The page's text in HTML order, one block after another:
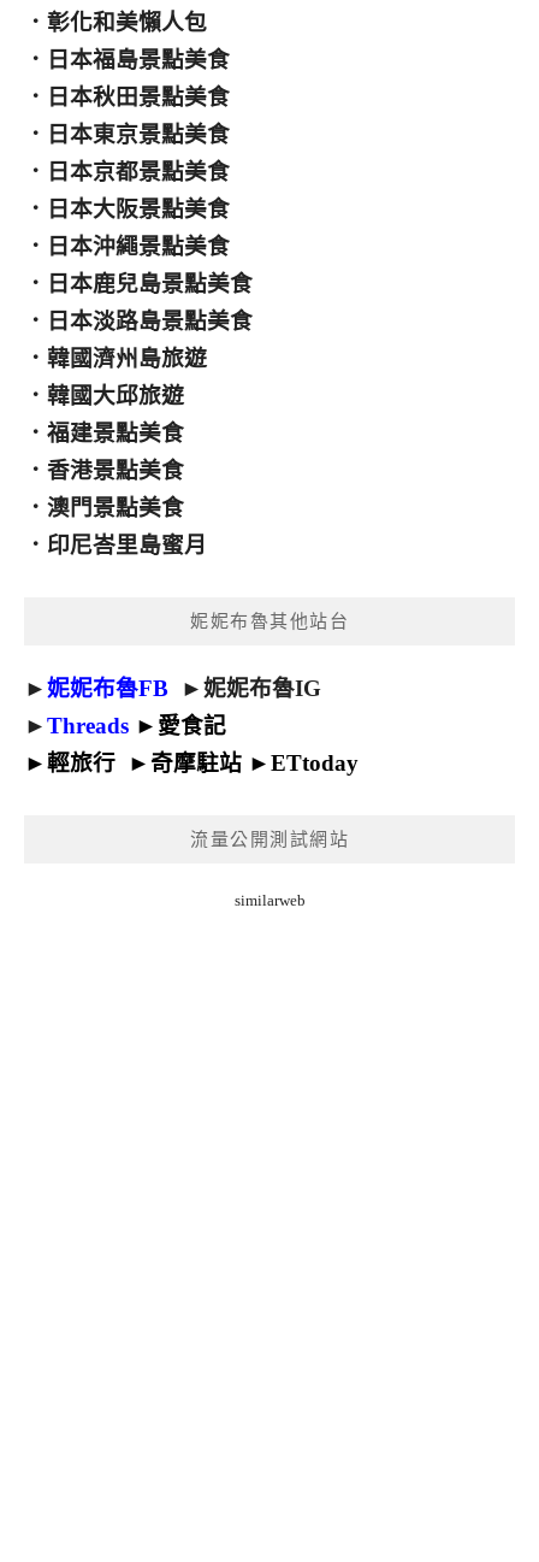
． 彰化和美懶人包
． 日本福島景點美食
． 日本秋田景點美食
． 日本東京景點美食
． 日本京都景點美食
． 日本大阪景點美食
． 日本沖繩景點美食
． 日本鹿兒島景點美食
． 日本淡路島景點美食
． 韓國濟州島旅遊
． 韓國大邱旅遊
． 福建景點美食
． 香港景點美食
． 澳門景點美食
． 印尼峇里島蜜月
妮妮布魯其他站台
►妮妮布魯FB ►妮妮布魯IG
►Threads ► 愛食記
►輕旅行 ► 奇摩駐站 ►ETtoday
流量公開測試網站
similarweb